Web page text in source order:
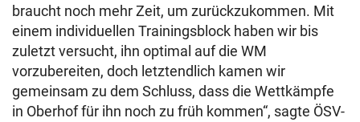
braucht noch mehr Zeit, um zurückzukommen. Mit
einem individuellen Trainingsblock haben wir bis
zuletzt versucht, ihn optimal auf die WM
vorzubereiten, doch letztendlich kamen wir
gemeinsam zu dem Schluss, dass die Wettkämpfe
in Oberhof für ihn noch zu früh kommen“, sagte ÖSV-